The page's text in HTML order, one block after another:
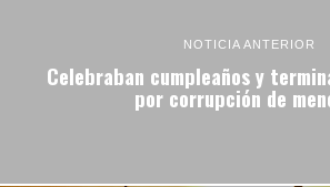
NOTICIA ANTERIOR
Celebraban cumpleaños y
por corrupción de